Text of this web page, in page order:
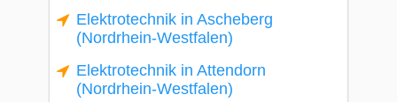
Elektrotechnik in Ascheberg
(Nordrhein-Westfalen)
Elektrotechnik in Attendorn
(Nordrhein-Westfalen)